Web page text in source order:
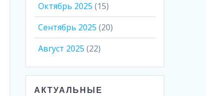
Октябрь 2025 (15)
Сентябрь 2025 (20)
Август 2025 (22)
АКТУАЛЬНЫЕ